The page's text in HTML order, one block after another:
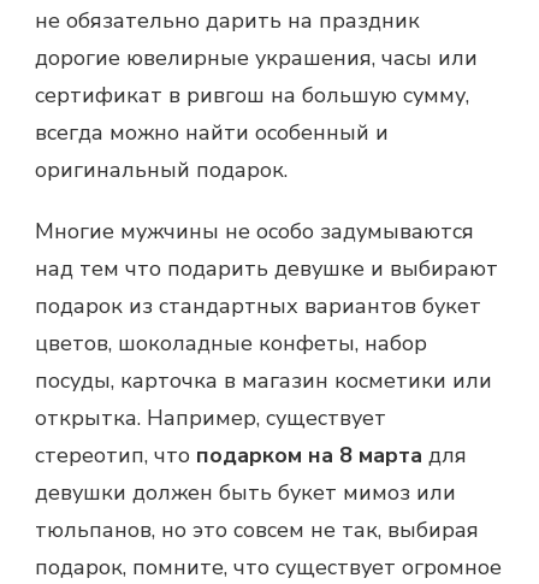
не обязательно дарить на праздник
дорогие ювелирные украшения, часы или
сертификат в ривгош на большую сумму,
всегда можно найти особенный и
оригинальный подарок.
Многие мужчины не особо задумываются
над тем что подарить девушке и выбирают
подарок из стандартных вариантов букет
цветов, шоколадные конфеты, набор
посуды, карточка в магазин косметики или
открытка. Например, существует
стереотип, что подарком на 8 марта для
девушки должен быть букет мимоз или
тюльпанов, но это совсем не так, выбирая
подарок, помните, что существует огромное